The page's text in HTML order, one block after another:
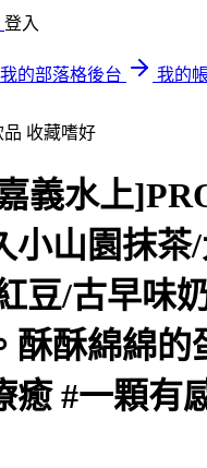
登入
我的部落格後台
我的
品 收藏嗜好
義水上
小山園抹茶
豆/古早味
酥酥綿綿的
癒 #一顆有